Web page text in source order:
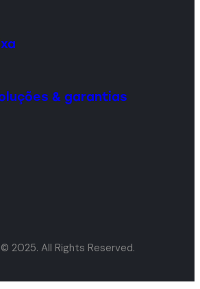
& garantias
© 2025. All Rights Reserved.